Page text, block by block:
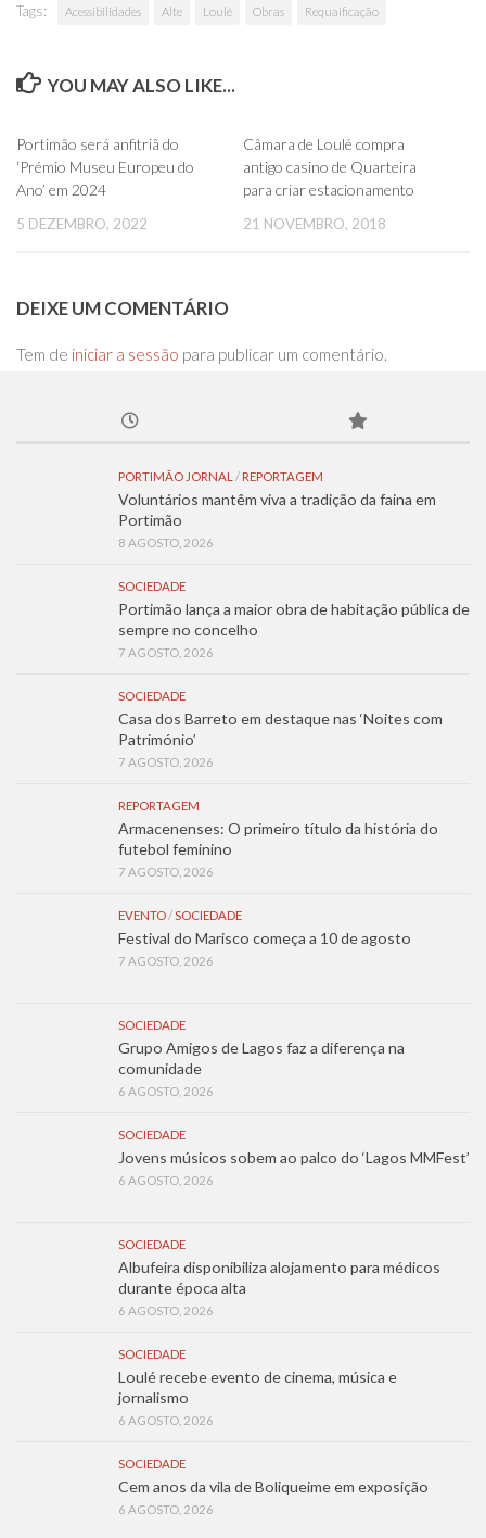
Tags: Acessibilidades Alte Loulé Obras Requaificação
YOU MAY ALSO LIKE...
Portimão será anfitriã do
‘Prémio Museu Europeu do
Ano’ em 2024
5 DEZEMBRO, 2022
Câmara de Loulé compra
antigo casino de Quarteira
para criar estacionamento
21 NOVEMBRO, 2018
DEIXE UM COMENTÁRIO
Tem de iniciar a sessão para publicar um comentário.
PORTIMÃO JORNAL / REPORTAGEM
Voluntários mantêm viva a tradição da faina em
Portimão
8 AGOSTO, 2026
SOCIEDADE
Portimão lança a maior obra de habitação pública de
sempre no concelho
7 AGOSTO, 2026
SOCIEDADE
Casa dos Barreto em destaque nas ‘Noites com
Património’
7 AGOSTO, 2026
REPORTAGEM
Armacenenses: O primeiro título da história do
futebol feminino
7 AGOSTO, 2026
EVENTO / SOCIEDADE
Festival do Marisco começa a 10 de agosto
7 AGOSTO, 2026
SOCIEDADE
Grupo Amigos de Lagos faz a diferença na
comunidade
6 AGOSTO, 2026
SOCIEDADE
Jovens músicos sobem ao palco do ‘Lagos MMFest’
6 AGOSTO, 2026
SOCIEDADE
Albufeira disponibiliza alojamento para médicos
durante época alta
6 AGOSTO, 2026
SOCIEDADE
Loulé recebe evento de cinema, música e
jornalismo
6 AGOSTO, 2026
SOCIEDADE
Cem anos da vila de Boliqueime em exposição
6 AGOSTO, 2026